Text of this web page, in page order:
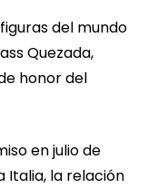
del mundo
Quezada,
honor del
en julio de
Italia, la relación